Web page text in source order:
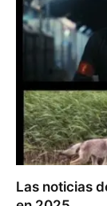
Las noticias